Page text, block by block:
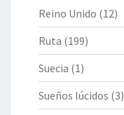
Reino Unido (12)
Ruta (199)
Suecia (1)
Sueños lúcidos (3)